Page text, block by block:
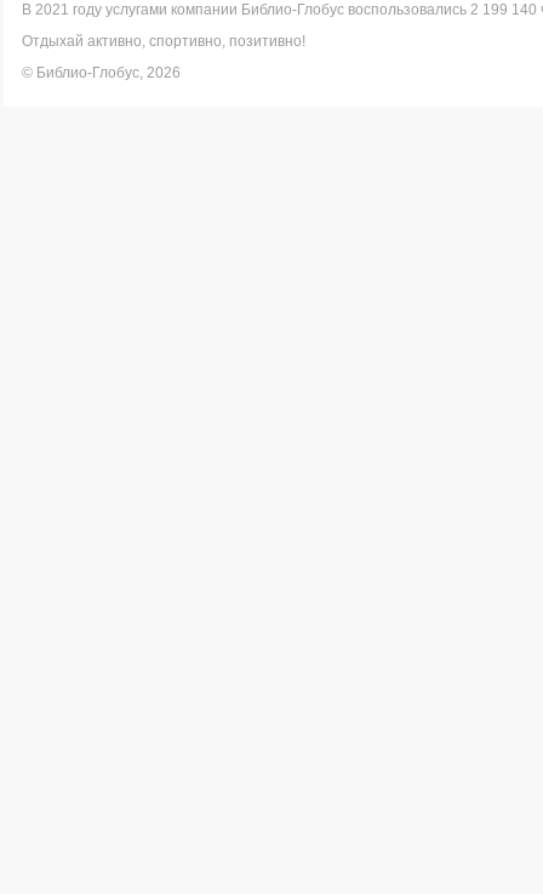
В 2021 году услугами компании Библио-Глобус воспользовались 2 199 140
Отдыхай активно, спортивно, позитивно!
© Библио-Глобус, 2026